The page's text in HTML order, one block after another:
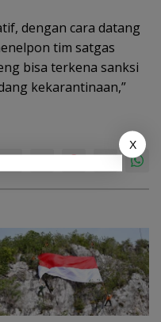
dengan cara datang
tim satgas
bisa terkena sanksi
kekarantinaan,”
X